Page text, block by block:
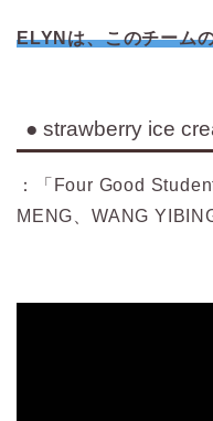
ELYNは、このチーム
● strawberry ice
：「Four Good
MENG、WANG